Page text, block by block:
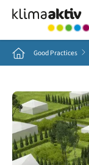
Home Good Practices